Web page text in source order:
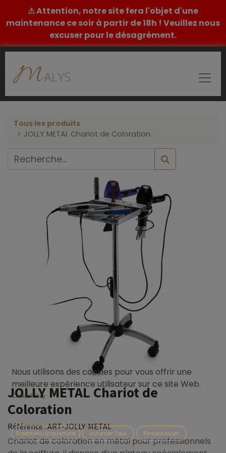
⚠ Attention, notre site fera l'objet d'une
maintenance ce soir à partir de 18h ! Veuillez nous
excuser pour le désagrément.
Tous les produits
JOLLY METAL Chariot de Coloration
JOLLY METAL Chariot de
Coloration
Référence :ART-JOLLY-METAL
Chariot de coloration en métal pour professionnels
Nous utilisons des cookies pour vous offrir une
meilleure expérience utilisateur sur ce site Web.
Cookie Policy
Essentiels Uniquement Autoriser Tous Personnaliser